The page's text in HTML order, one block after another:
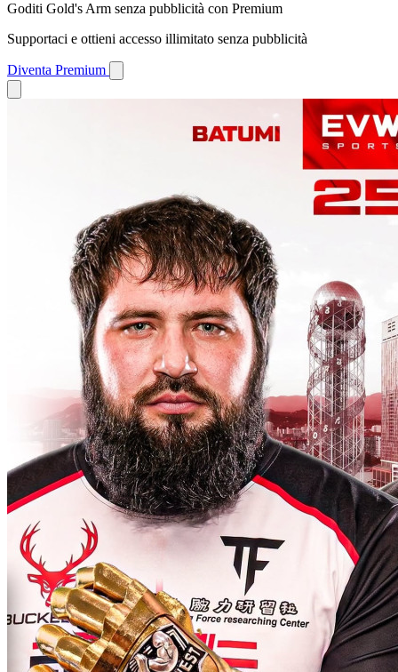
Goditi Gold's Arm senza pubblicità con Premium
Supportaci e ottieni accesso illimitato senza pubblicità
Diventa Premium